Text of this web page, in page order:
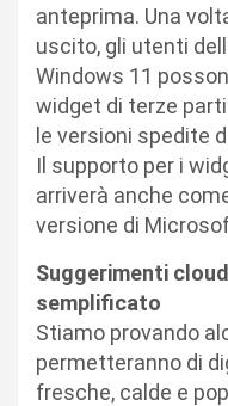
anteprima. Una
uscito, gli utenti
Windows 11
widget di terze
le versioni spedite
Il supporto per i
arriverà anche
versione di
Suggerimenti
semplificato
Stiamo provando
permetteranno di
fresche, calde e